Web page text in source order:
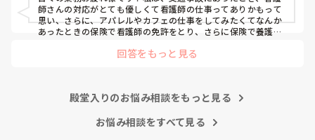
師さんの対応がとても優しくて看護師の仕事ってありかもって
思い、さらに、アパレルやカフェの仕事をしてみたくてなんか
あったときの保険で看護師の免許をとり、さらに保険で養護教
回答をもっと見る
殿堂入りのお悩み相談をもっと見る
お悩み相談をすべて見る